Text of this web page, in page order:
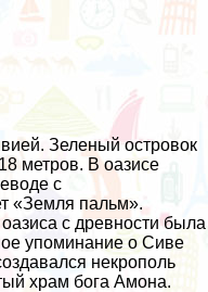
Зеленый островок
метров. В оазисе
с
«Земля пальм».
с древности была
упоминание о Сиве
некрополь
храм бога Амона.